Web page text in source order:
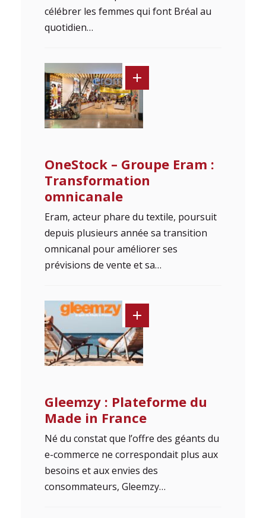
célébrer les femmes qui font Bréal au
quotidien…
OneStock – Groupe Eram :
Transformation
omnicanale
Eram, acteur phare du textile, poursuit
depuis plusieurs année sa transition
omnicanal pour améliorer ses
prévisions de vente et sa…
Gleemzy : Plateforme du
Made in France
Né du constat que l’offre des géants du
e-commerce ne correspondait plus aux
besoins et aux envies des
consommateurs, Gleemzy…